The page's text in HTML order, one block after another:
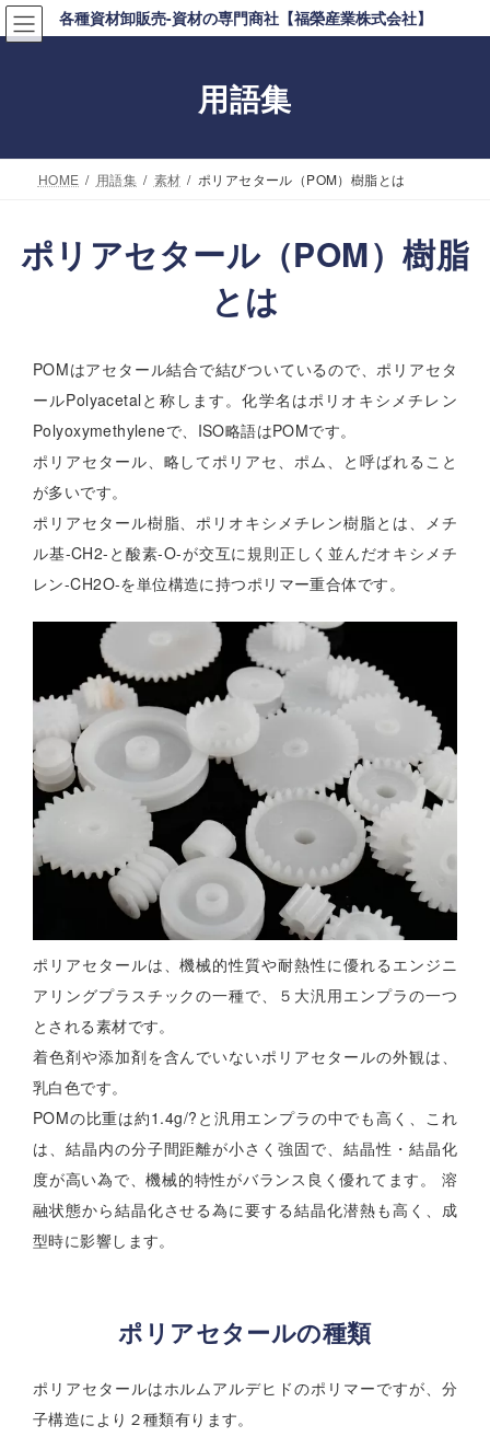
コ
ン
ナ
ビ
各種資材卸販売-資材の専門商社【福榮産業株式会社】
用語集
HOME 用語集 素材 ポリアセタール（POM）樹脂とは
ポリアセタール（POM）樹脂
とは
POMはアセタール結合で結びついているので、ポリアセタ
ールPolyacetalと称します。化学名はポリオキシメチレン
Polyoxymethyleneで、ISO略語はPOMです。
ポリアセタール、略してポリアセ、ポム、と呼ばれること
が多いです。
ポリアセタール樹脂、ポリオキシメチレン樹脂とは、メチ
ル基-CH2-と酸素-O-が交互に規則正しく並んだオキシメチ
レン-CH2O-を単位構造に持つポリマー重合体です。
ポリアセタールは、機械的性質や耐熱性に優れるエンジニ
アリングプラスチックの一種で、５大汎用エンプラの一つ
とされる素材です。
着色剤や添加剤を含んでいないポリアセタールの外観は、
乳白色です。
POMの比重は約1.4g/?と汎用エンプラの中でも高く、これ
は、結晶内の分子間距離が小さく強固で、結晶性・結晶化
度が高い為で、機械的特性がバランス良く優れてます。 溶
融状態から結晶化させる為に要する結晶化潜熱も高く、成
型時に影響します。
ポリアセタールの種類
ポリアセタールはホルムアルデヒドのポリマーですが、分
子構造により２種類有ります。